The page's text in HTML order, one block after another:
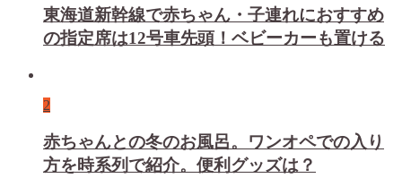
東海道新幹線で赤ちゃん・子連れにおすすめ
の指定席は12号車先頭！ベビーカーも置ける
2
赤ちゃんとの冬のお風呂。ワンオペでの入り
方を時系列で紹介。便利グッズは？